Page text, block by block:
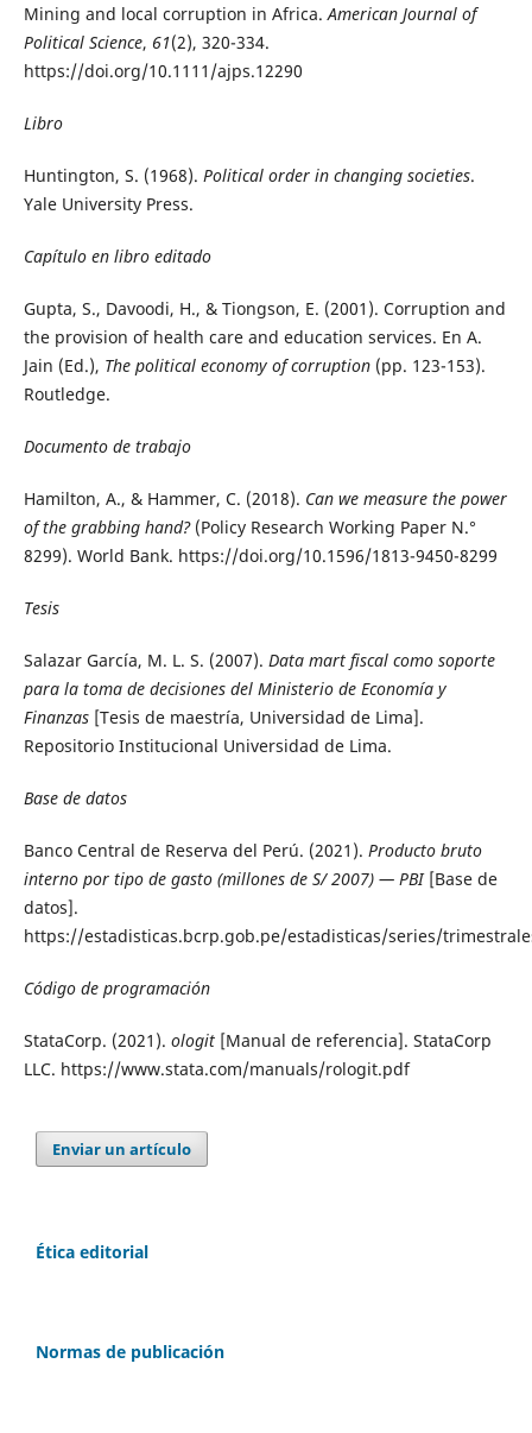
Mining and local corruption in Africa. American Journal of
Political Science, 61(2), 320-334.
https://doi.org/10.1111/ajps.12290
Libro
Huntington, S. (1968). Political order in changing societies.
Yale University Press.
Capítulo en libro editado
Gupta, S., Davoodi, H., & Tiongson, E. (2001). Corruption and
the provision of health care and education services. En A.
Jain (Ed.), The political economy of corruption(pp. 123-153).
Routledge.
Documento de trabajo
Hamilton, A., & Hammer, C. (2018). Can we measure the power
of the grabbing hand?(Policy Research Working Paper N.°
8299). World Bank. https://doi.org/10.1596/1813-9450-8299
Tesis
Salazar García, M. L. S. (2007). Data mart fiscal como soporte
para la toma de decisiones del Ministerio de Economía y
Finanzas[Tesis de maestría, Universidad de Lima].
Repositorio Institucional Universidad de Lima.
Base de datos
Banco Central de Reserva del Perú. (2021). Producto bruto
interno por tipo de gasto (millones de S/ 2007) — PBI[Base de
datos].
https://estadisticas.bcrp.gob.pe/estadisticas/series/
Código de programación
StataCorp. (2021). ologit[Manual de referencia]. StataCorp
LLC. https://www.stata.com/manuals/rologit.pdf
Enviar un artículo
Ética editorial
Normas de publicación